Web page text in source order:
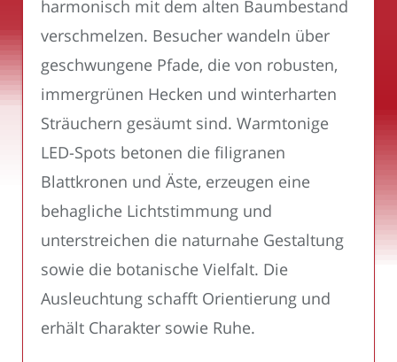
harmonisch mit dem alten Baumbestand
verschmelzen. Besucher wandeln über
geschwungene Pfade, die von robusten,
immergrünen Hecken und winterharten
Sträuchern gesäumt sind. Warmtonige
LED-Spots betonen die filigranen
Blattkronen und Äste, erzeugen eine
behagliche Lichtstimmung und
unterstreichen die naturnahe Gestaltung
sowie die botanische Vielfalt. Die
Ausleuchtung schafft Orientierung und
erhält Charakter sowie Ruhe.